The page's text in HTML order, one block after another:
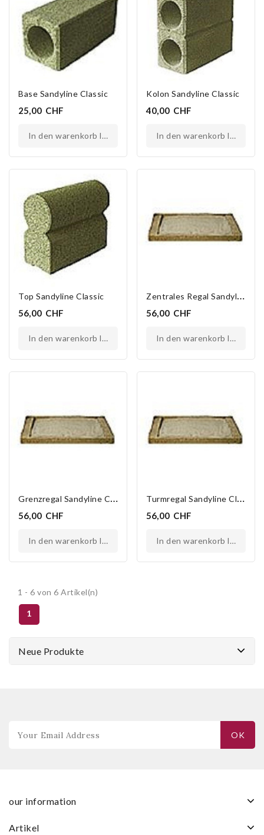
Base Sandyline Classic
25,00 CHF
in den warenkorb legen
Kolon Sandyline Classic
40,00 CHF
in den warenkorb legen
Top Sandyline Classic
56,00 CHF
in den warenkorb legen
Z
Entrales Regal Sandyline Classic
56,00 CHF
in den warenkorb legen
G
Renzregal Sandyline Classic
56,00 CHF
in den warenkorb legen
T
Urmregal Sandyline Classic
56,00 CHF
in den warenkorb legen
1 - 6 von 6 Artikel(n)
1
Neue Produkte
our information
artikel